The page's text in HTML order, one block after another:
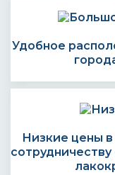
Удобное
Низкие цены